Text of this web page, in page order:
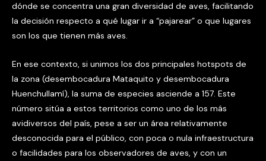
dónde se concentra una gran diversidad de aves, facilitando
la decisión respecto a qué lugar ir a “pajarear” o que lugares
son los que tienen más aves.
En ese contexto, si unimos los dos principales hotspots de
la zona (desembocadura Mataquito y desembocadura
Huenchullamí), la suma de especies asciende a 157. Este
número sitúa a estos territorios como uno de los más
avidiversos del país, pese a ser un área relativamente
desconocida para el público, con poca o nula infraestructura
o facilidades para los observadores de aves, y con un